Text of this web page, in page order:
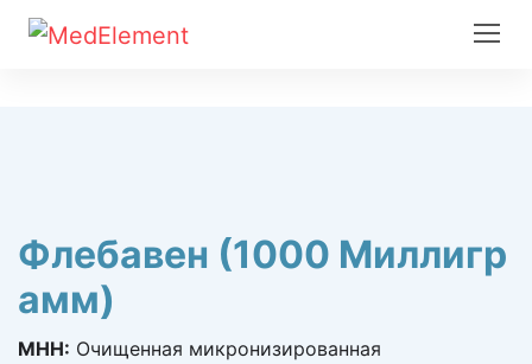
Флебавен (1000 Миллигр
амм)
МНН: Очищенная микронизированная